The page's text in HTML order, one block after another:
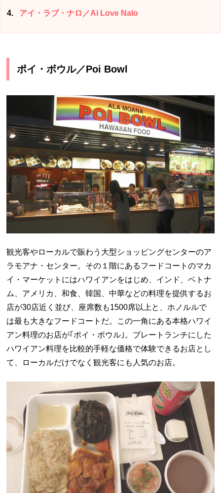
4 アイ・ラブ・ナロ／Ai Love Nalo
ポイ・ボウル／Poi Bowl
観光客やローカルで賑わう大型ショッピングセンターのア
ラモアナ・センター。その１階にあるフードコートのマカ
イ・マーケットにはハワイアンをはじめ、インド、ベトナ
ム、アメリカ、和食、韓国、中華などの料理を提供するお
店が30店近く並び、座席数も1500席以上と、ホノルルで
は最も大きなフードコートだ。この一角にある本格ハワイ
アン料理のお店が｢ポイ・ボウル｣。プレートランチにした
ハワイアン料理を比較的手軽な価格で体験できるお店とし
て、ローカルだけでなく観光客にも人気のお店。